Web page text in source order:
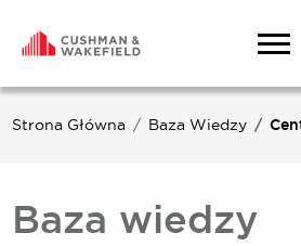
Strona Główna Baza Wiedzy
Baza wiedzy